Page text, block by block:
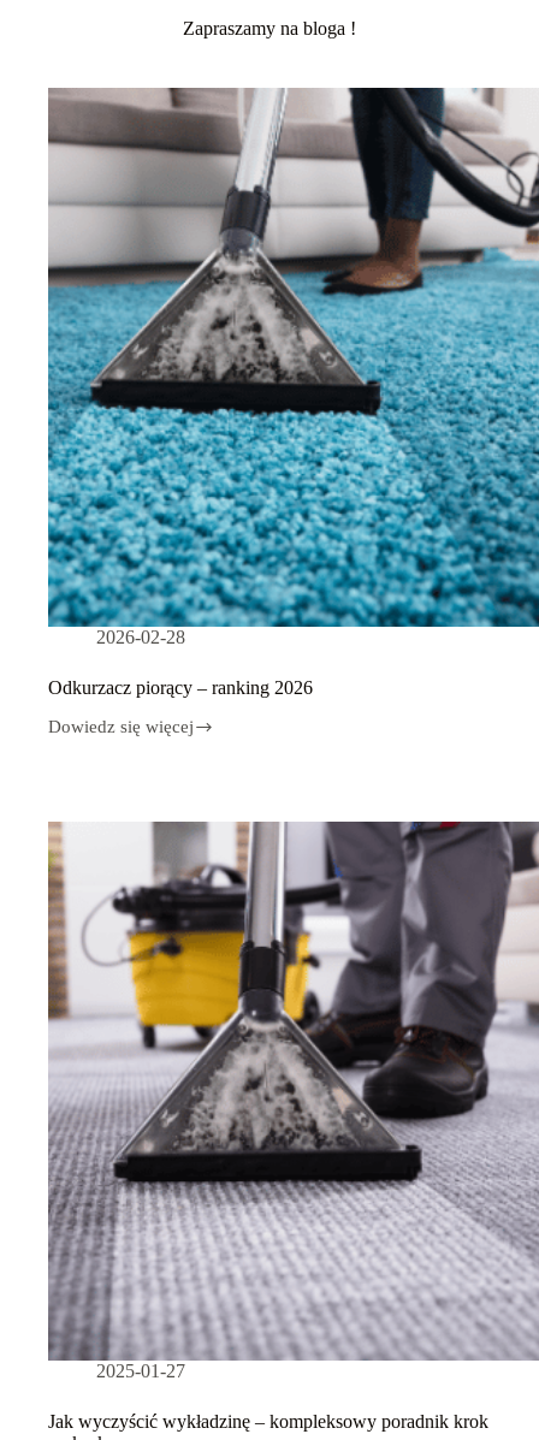
Zapraszamy na bloga !
2026-02-28
Odkurzacz piorący – ranking 2026
Dowiedz się więcej
Odkurzacz
2026
2025-01-27
Jak wyczyścić wykładzinę – kompleksowy poradnik krok